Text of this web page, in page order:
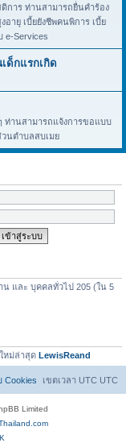
การ ท่านสามารถยื่นคำร้อง
อายุ เบี้ยยังชีพคนพิการ เบี้ย
e-Services
ด็กแรกเกิด
ท่านสามารถแจ้งการขอแบบ
นตำบลสบเมย
และ บุคคลทั่วไป 205 (ใน 5
หม่ล่าสุด LewisReand
เขตเวลา UTC UTC
Cookies
Limited